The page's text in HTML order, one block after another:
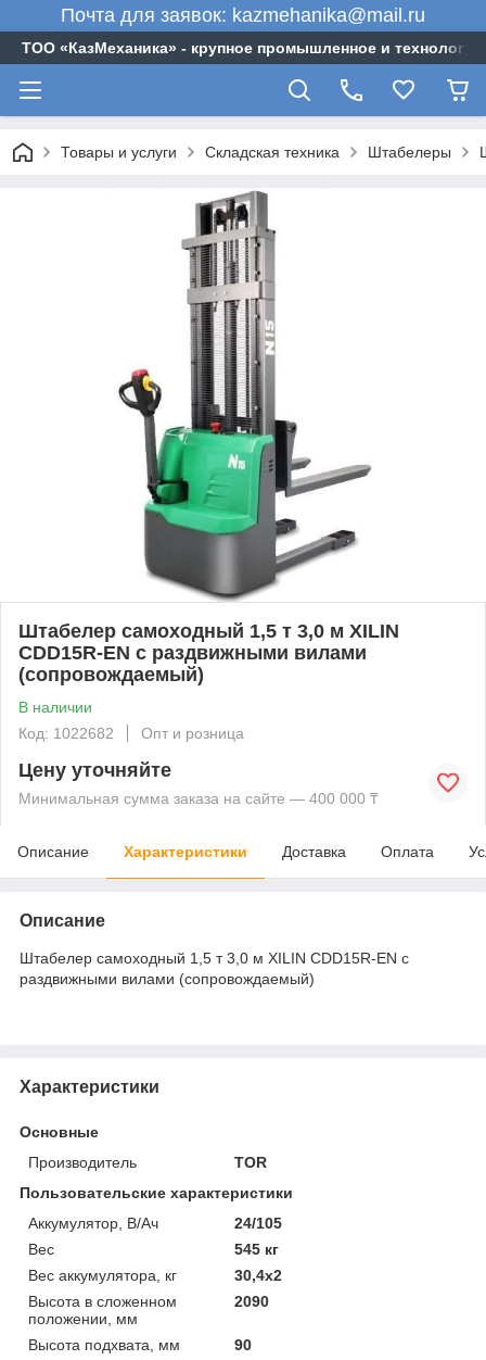
Почта для заявок: kazmehanika@mail.ru
ТОО «‎КазМеханика» - крупное промышленное и
Товары и услуги Складская техника Штабелеры
Штабелер самоходный 1,5 т 3,0 м XILIN
CDD15R-EN с раздвижными вилами
(сопровождаемый)
В наличии
Код: 1022682
Опт и розница
Цену уточняйте
Минимальная сумма заказа на сайте — 400 000 ₸
Описание Характеристики Доставка Оплата
Описание
Штабелер самоходный 1,5 т 3,0 м XILIN CDD15R-EN с
раздвижными вилами (сопровождаемый)
Характеристики
Основные
Производитель
TOR
Пользовательские характеристики
Аккумулятор, В/Ач
24/105
Вес
545 кг
Вес аккумулятора, кг
30,4х2
Высота в сложенном
положении, мм
2090
Высота подхвата, мм
90